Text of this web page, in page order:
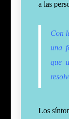
a las
Con
una
que
Los